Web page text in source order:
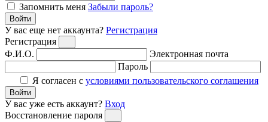
Запомнить меня Забыли пароль?
Войти
У вас еще нет аккаунта? Регистрация
Регистрация
Ф.И.О.
Электронная почта
Пароль
Я согласен с условиями пользовательского соглашения
Войти
У вас уже есть аккаунт? Вход
Восстановление пароля